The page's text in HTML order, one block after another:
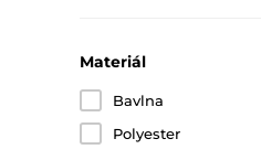
Materiál
Bavlna
Polyester